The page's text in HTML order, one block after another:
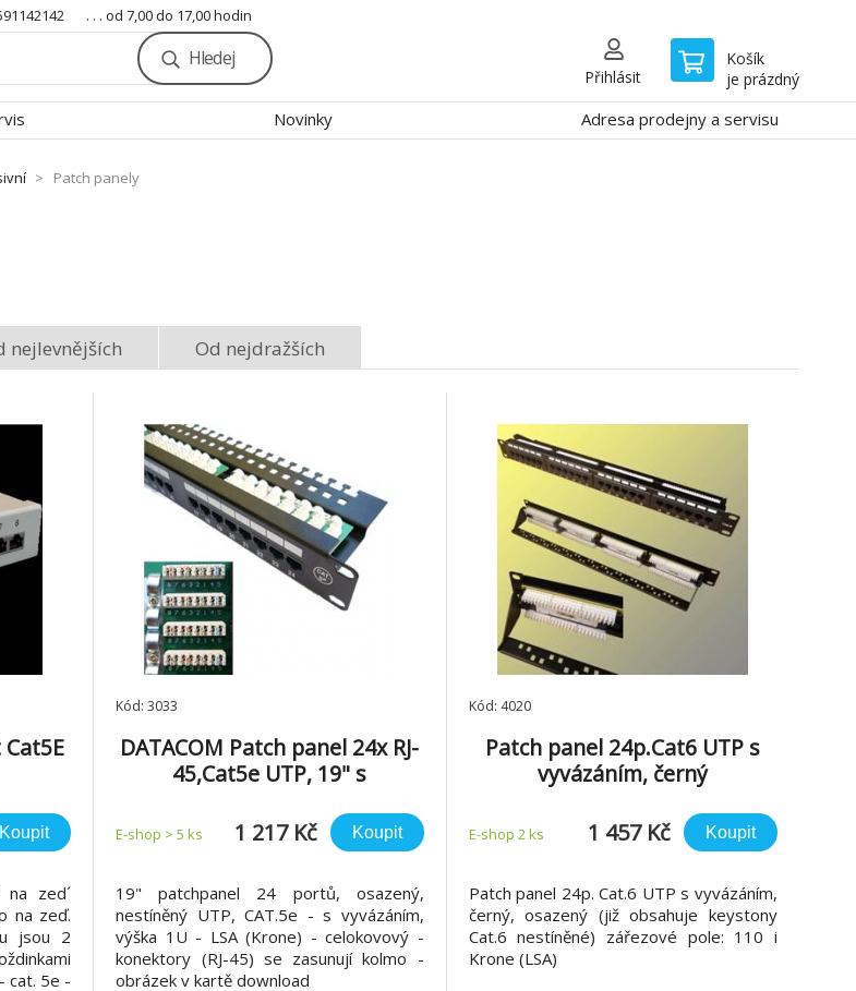
. . . od 7,00 do 17,00 hodin
Hledej
Přihlásit
Košík
je prázdný
Novinky Adresa prodejny a servisu
Patch panely
nejlevnějších Od nejdražších
Koupit
zed´
na zeď.
jsou 2
cat. 5e -
Kód: 3033
DATACOM Patch panel 24x RJ-
45,Cat5e UTP, 19" s
E-shop > 5 ks 1 217 Kč Koupit
19" patchpanel 24 portů, osazený,
nestíněný UTP, CAT.5e - s vyvázáním,
výška 1U - LSA (Krone) - celokovový -
konektory (RJ-45) se zasunují kolmo -
obrázek v kartě download
Kód: 4020
Patch panel 24p.Cat6 UTP s
vyvázáním, černý
E-shop 2 ks 1 457 Kč Koupit
Patch panel 24p. Cat.6 UTP s vyvázáním,
černý, osazený (již obsahuje keystony
Cat.6 nestíněné) zářezové pole: 110 i
Krone (LSA)